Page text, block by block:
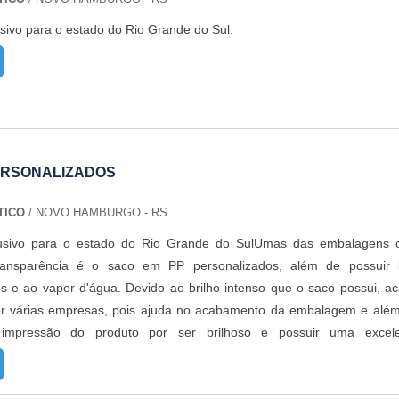
pois não os contaminou. O produto é um produto que pode
ao local, tanto nos caminhões que transportam as mercadorias
onde as mercadorias estarão armazenadas.Sacos de ráfia são
contratar a produção com fábricas ainda mais modernas e
Para saber mais informações, basta solicitar um orçamento..
para o estado do Rio Grande do Sul.
/ NOVO HAMBURGO - RS
para o estado do Rio Grande do SulUmas das embalagens
é o saco em PP personalizados, além de possuir
e ao vapor d'água. Devido ao brilho intenso que o saco possui,
várias empresas, pois ajuda no acabamento da embalagem e
do produto por ser brilhoso e possuir uma
INFORMAÇÕES RELEVANTES SOBRE O PRODUTOÉ empregado
de rápido consumo, como a pipoca doce, e também é muito